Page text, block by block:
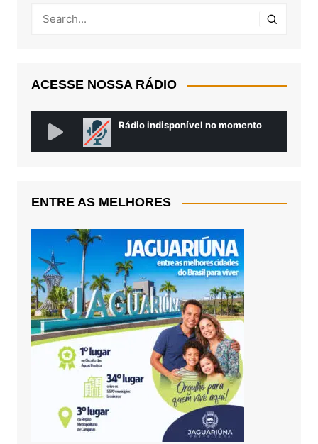
ACESSE NOSSA RÁDIO
ENTRE AS MELHORES